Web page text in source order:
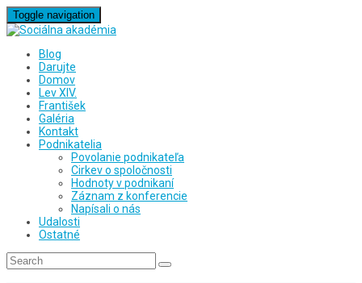
Toggle navigation
Blog
Darujte
Domov
Lev XIV.
František
Galéria
Kontakt
Podnikatelia
Povolanie podnikateľa
Cirkev o spoločnosti
Hodnoty v podnikaní
Záznam z konferencie
Napísali o nás
Udalosti
Ostatné